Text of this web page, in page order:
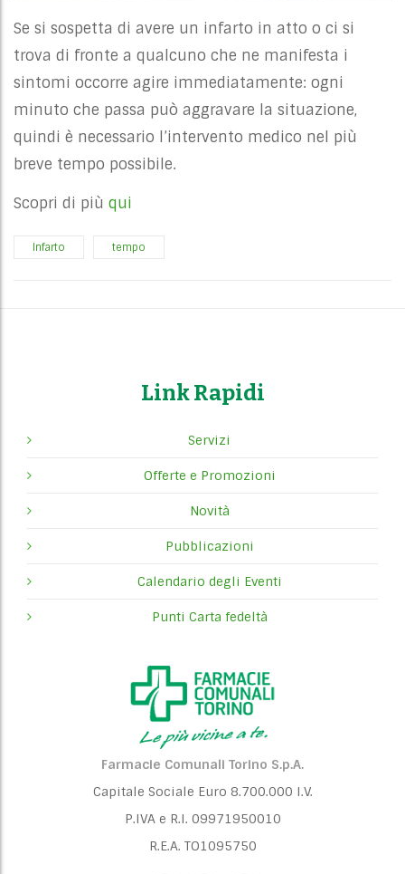
Se si sospetta di avere un infarto in atto o ci si
trova di fronte a qualcuno che ne manifesta i
sintomi occorre agire immediatamente: ogni
minuto che passa può aggravare la situazione,
quindi è necessario l’intervento medico nel più
breve tempo possibile.
Scopri di più qui
Infarto tempo
Link Rapidi
Servizi
Offerte e Promozioni
Novità
Pubblicazioni
Calendario degli Eventi
Punti Carta fedeltà
Farmacie Comunali Torino S.p.A.
Capitale Sociale Euro 8.700.000 I.V.
P.IVA e R.I. 09971950010
R.E.A. TO1095750